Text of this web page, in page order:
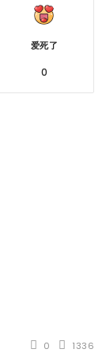
爱死了
0
0 1336